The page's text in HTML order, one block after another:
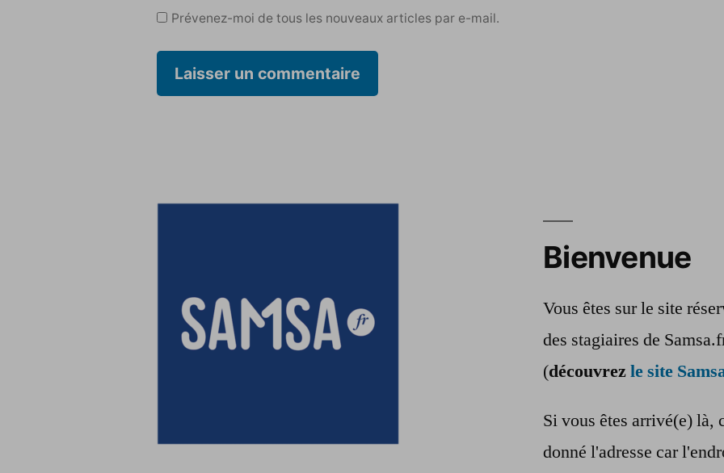
Prévenez-moi de tous les nouveaux articles par e-mail.
Bienvenue
Vous êtes sur le site
des stagiaires de
(découvrezle site
Si vous êtes arrivé(e) là,
donné l'adresse car